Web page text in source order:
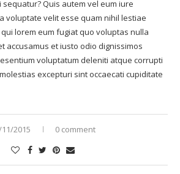
Quis autem vel eum iure
voluptate velit esse quam nihil lestiae
lorem eum fugiat quo voluptas nulla
accusamus et iusto odio dignissimos
voluptatum deleniti atque corrupti
excepturi sint occaecati cupiditate
11/2015 0 comment